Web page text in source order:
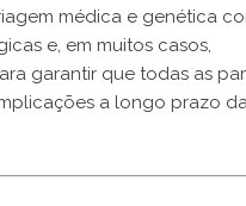
médica e genética
e, em muitos casos,
garantir que todas as
a longo prazo